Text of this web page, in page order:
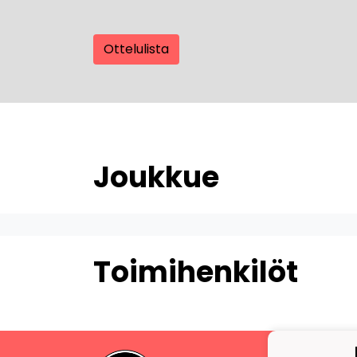
Ottelulista
Joukkue
Toimihenkilöt